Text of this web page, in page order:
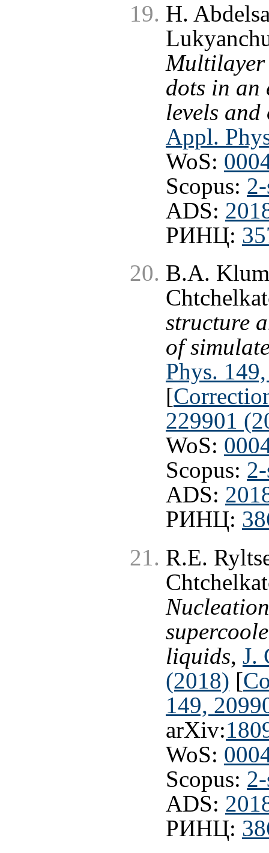
H.
Multilayer
dots in an
levels
Appl.
WoS:
Scopus:
ADS:
РИНЦ:
B.A.
structure
of
Phys.
[
229901
WoS:
Scopus:
ADS:
РИНЦ:
R.E.
liquids, J.
(2018) [
149,
arXiv:
WoS:
Scopus:
ADS:
РИНЦ: